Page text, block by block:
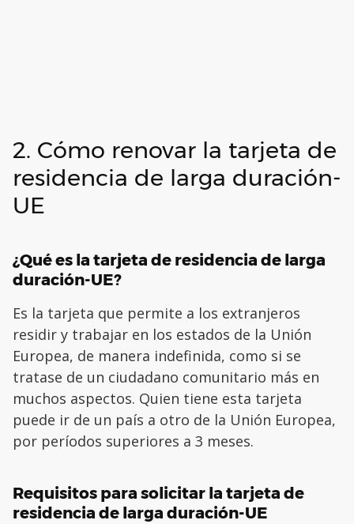
2. Cómo renovar la tarjeta de
residencia de larga duración-
UE
¿Qué es la tarjeta de residencia de larga
duración-UE?
Es la tarjeta que permite a los extranjeros
residir y trabajar en los estados de la Unión
Europea, de manera indefinida, como si se
tratase de un ciudadano comunitario más en
muchos aspectos. Quien tiene esta tarjeta
puede ir de un país a otro de la Unión Europea,
por períodos superiores a 3 meses.
Requisitos para solicitar la tarjeta de
residencia de larga duración-UE